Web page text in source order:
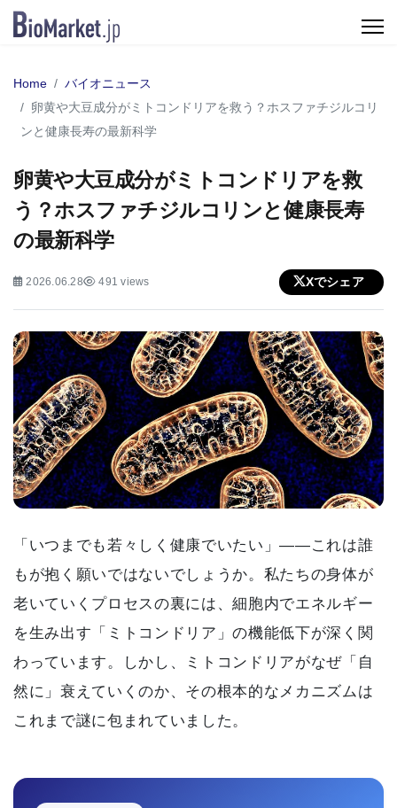
Home
バイオニュース
卵黄や大豆成分がミトコンドリアを救う？ホスファチジルコリ
ンと健康長寿の最新科学
卵黄や大豆成分がミトコンドリアを救
う？ホスファチジルコリンと健康長寿
の最新科学
2026.06.28 491 views Xでシェア
「いつまでも若々しく健康でいたい」——これは誰
もが抱く願いではないでしょうか。私たちの身体が
老いていくプロセスの裏には、細胞内でエネルギー
を生み出す「ミトコンドリア」の機能低下が深く関
わっています。しかし、ミトコンドリアがなぜ「自
然に」衰えていくのか、その根本的なメカニズムは
これまで謎に包まれていました。